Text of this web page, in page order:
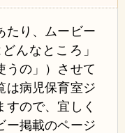
たり、ムービー
んなところ」
うの」）させて
は病児保育室ジ
ので、宜しく
ー掲載のページ